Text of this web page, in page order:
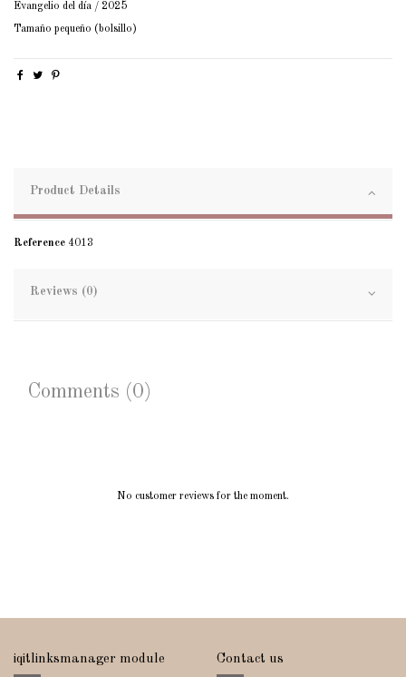
Evangelio del día / 2025
Tamaño pequeño (bolsillo)
Product Details
Reference 4013
Reviews (0)
Comments (0)
No customer reviews for the moment.
iqitlinksmanager module Contact us